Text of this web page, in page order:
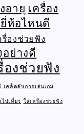
อายุ เครื่อง
ห้อไหนดี
รื่องช่วยฟัง
ย่างดี
องช่วยฟัง
เคล็ดลับการเล่นเกม
ปเที่ยว ใส่เครื่องช่วยฟัง